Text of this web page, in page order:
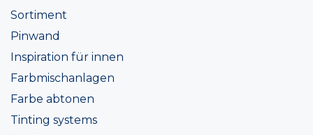
Sortiment
Pinwand
Inspiration für innen
Farbmischanlagen
Farbe abtonen
Tinting systems